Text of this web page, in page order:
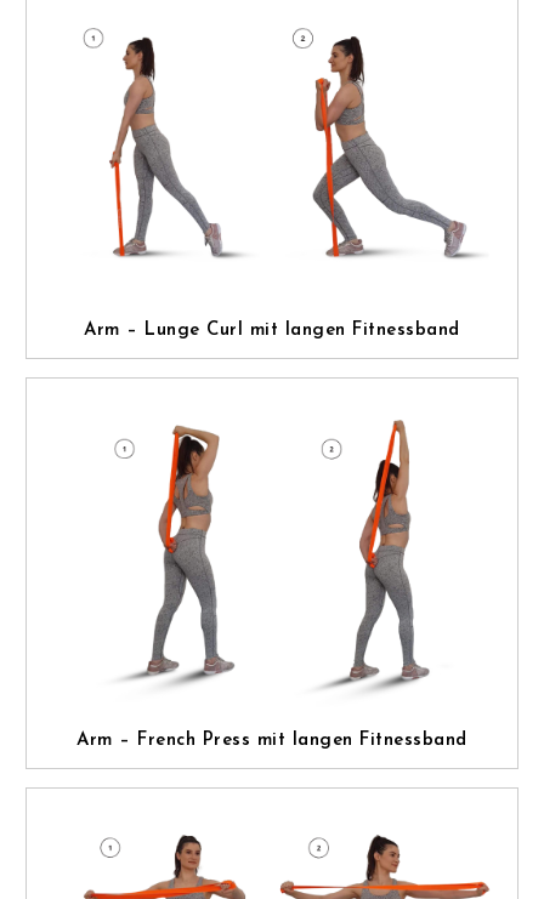
Arm – Lunge Curl mit langen Fitnessband
Arm – French Press mit langen Fitnessband